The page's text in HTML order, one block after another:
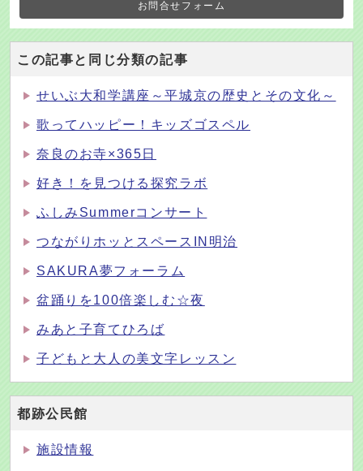
お問合せフォーム
この記事と同じ分類の記事
せいぶ大和学講座～平城京の歴史とその文化～
歌ってハッピー！キッズゴスペル
奈良のお寺×365日
好き！を見つける探究ラボ
ふしみSummerコンサート
つながりホッとスペースIN明治
SAKURA夢フォーラム
盆踊りを100倍楽しむ☆夜
みあと子育てひろば
子どもと大人の美文字レッスン
都跡公民館
施設情報